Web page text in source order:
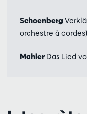
Schoenberg
orchestre à cordes)
Mahler Das Lied